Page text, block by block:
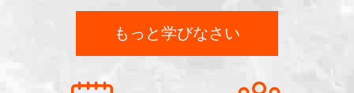
もっと学びなさい